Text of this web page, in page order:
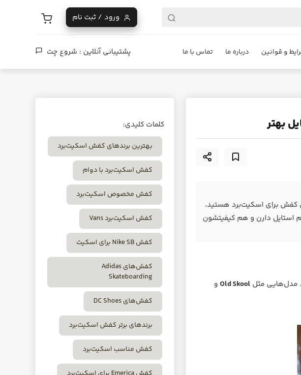
ورود / ثبت نام
و قوانین درباره ما تماس با ما پشتیبانی آنلاین : شروع چت
کفش برای اسکیت‌برد هستید،
کنیم که هم استایل دارن و هم کیفیتشون
مدل‌هایی مثل Old Skool و
کلمات کلیدی:
بهترین برندهای کفش اسکیت‌برد
کفش اسکیت‌برد با دوام
کفش مخصوص اسکیت‌برد
کفش اسکیت‌برد Vans
کفش Nike SB برای اسکیت
کفش‌های Adidas
Skateboarding
کفش‌های DC Shoes
برندهای برتر کفش اسکیت‌برد
کفش مناسب اسکیت‌برد